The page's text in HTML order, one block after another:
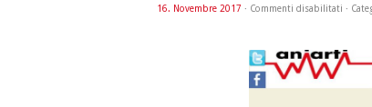
16. Novembre 2017 · Commenti disabilitati su
Accessi
Critica
·